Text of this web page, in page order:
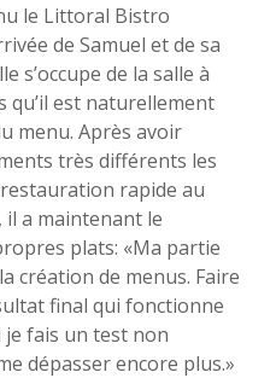
le Littoral Bistro
de Samuel et de sa
s’occupe de la salle à
qu’il est naturellement
menu. Après avoir
très différents les
rapide au
a maintenant le
plats: «Ma partie
création de menus. Faire
final qui fonctionne
je fais un test non
dépasser encore plus.»